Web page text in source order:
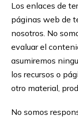
Los enlaces de
páginas web de
nosotros. No
evaluar el
asumiremos
los recursos o
otro material,
No somos